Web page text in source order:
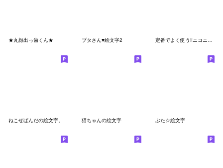
★丸顔出っ歯くん★ ブタさん♥絵文字2
ねこぜぱんだの絵文字。 猫ちゃんの絵文字 ぶた☆絵文字